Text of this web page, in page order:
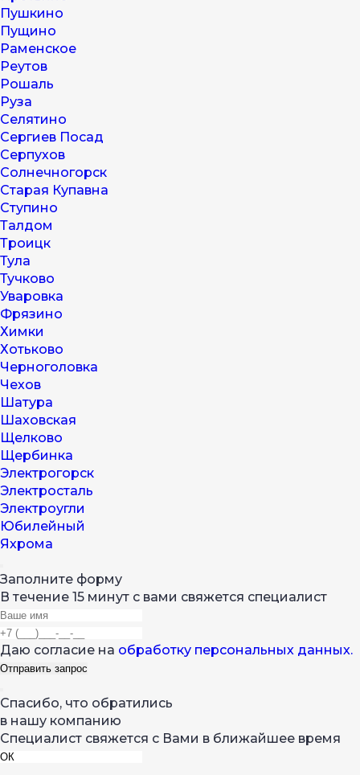
Пушкино
Пущино
Раменское
Реутов
Рошаль
Руза
Селятино
Сергиев Посад
Серпухов
Солнечногорск
Старая Купавна
Ступино
Талдом
Троицк
Тула
Тучково
Уваровка
Фрязино
Химки
Хотьково
Черноголовка
Чехов
Шатура
Шаховская
Щелково
Щербинка
Электрогорск
Электросталь
Электроугли
Юбилейный
Яхрома
Заполните форму
В течение 15 минут с вами свяжется специалист
Даю согласие на обработку персональных данных.
Спасибо, что обратились
в нашу компанию
Специалист свяжется с Вами в ближайшее время